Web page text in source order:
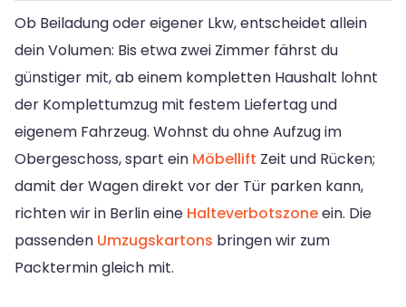
Ob Beiladung oder eigener Lkw, entscheidet allein
dein Volumen: Bis etwa zwei Zimmer fährst du
günstiger mit, ab einem kompletten Haushalt lohnt
der Komplettumzug mit festem Liefertag und
eigenem Fahrzeug. Wohnst du ohne Aufzug im
Obergeschoss, spart ein Möbellift Zeit und Rücken;
damit der Wagen direkt vor der Tür parken kann,
richten wir in Berlin eine Halteverbotszoneein. Die
passenden Umzugskartons bringen wir zum
Packtermin gleich mit.